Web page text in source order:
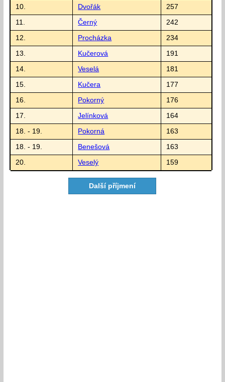
10. Dvořák 257
11. Černý 242
12. Procházka 234
13. Kučerová 191
14. Veselá 181
15. Kučera 177
16. Pokorný 176
17. Jelínková 164
18. - 19. Pokorná 163
18. - 19. Benešová 163
20. Veselý 159
Další příjmení